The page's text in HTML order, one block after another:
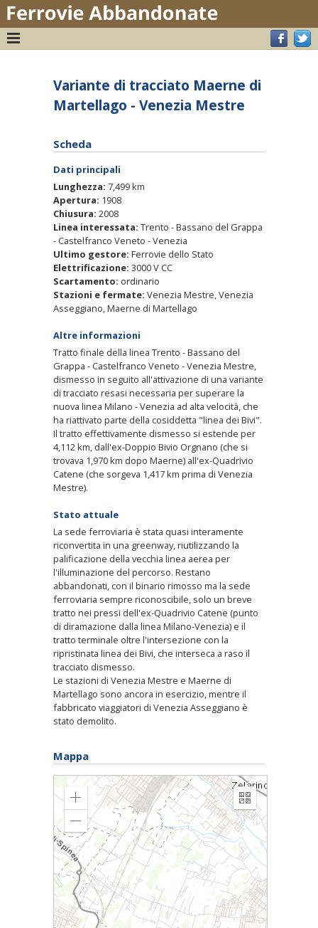
Variante di tracciato Maerne di
Martellago - Venezia Mestre
Scheda
Dati principali
Lunghezza: 7,499 km
Apertura: 1908
Chiusura: 2008
Linea interessata: Trento - Bassano del Grappa
- Castelfranco Veneto - Venezia
Ultimo gestore: Ferrovie dello Stato
Elettrificazione: 3000 V CC
Scartamento: ordinario
Stazioni e fermate: Venezia Mestre, Venezia
Asseggiano, Maerne di Martellago
Altre informazioni
Tratto finale della linea Trento - Bassano del
Grappa - Castelfranco Veneto - Venezia Mestre,
dismesso in seguito all'attivazione di una variante
di tracciato resasi necessaria per superare la
nuova linea Milano - Venezia ad alta velocità, che
ha riattivato parte della cosiddetta "linea dei Bivi".
Il tratto effettivamente dismesso si estende per
4,112 km, dall'ex-Doppio Bivio Orgnano (che si
trovava 1,970 km dopo Maerne) all'ex-Quadrivio
Catene (che sorgeva 1,417 km prima di Venezia
Mestre).
Stato attuale
La sede ferroviaria è stata quasi interamente
riconvertita in una greenway, riutilizzando la
palificazione della vecchia linea aerea per
l'illuminazione del percorso. Restano
abbandonati, con il binario rimosso ma la sede
ferroviaria sempre riconoscibile, solo un breve
tratto nei pressi dell'ex-Quadrivio Catene (punto
di diramazione dalla linea Milano-Venezia) e il
tratto terminale oltre l'intersezione con la
ripristinata linea dei Bivi, che interseca a raso il
tracciato dismesso.
Le stazioni di Venezia Mestre e Maerne di
Martellago sono ancora in esercizio, mentre il
fabbricato viaggiatori di Venezia Asseggiano è
stato demolito.
Mappa